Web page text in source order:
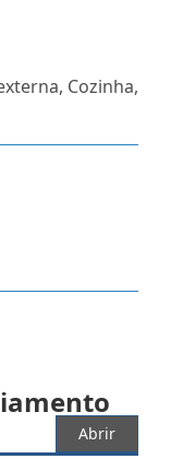
Cozinha,
Abrir